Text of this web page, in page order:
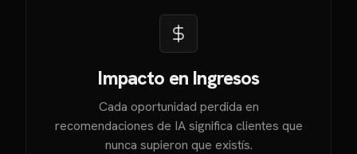
Impacto en Ingresos
Cada oportunidad perdida en
recomendaciones de IA significa clientes que
nunca supieron que existís.